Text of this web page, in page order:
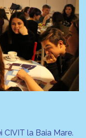
la Baia Mare.